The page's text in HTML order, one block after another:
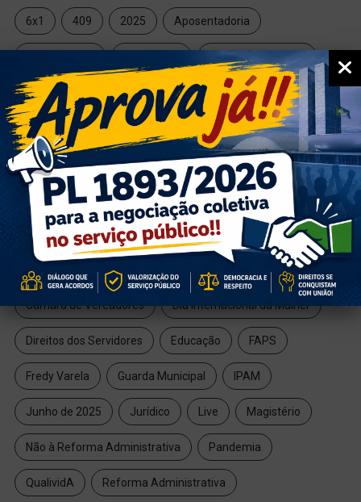
6x1 409 2025 Aposentadoria
Campanha Salarial
Campanha Salarial 2025 Campanha Salarial 2026
Campeonato de Vôlei
Charge da Semana Chá com Conversa
Condicoes de Trabalho Confetam
Conselho Deliberativo Conselho do Magistério
Covid-19 Cultura
Câmara de Vereadores Dia Internacional da Mulher
Direitos dos Servidores Educação FAPS
Fredy Varela Guarda Municipal IPAM
Junho de 2025 Jurídico Live Magistério
Não à Reforma Administrativa Pandemia
QualividA Reforma Administrativa